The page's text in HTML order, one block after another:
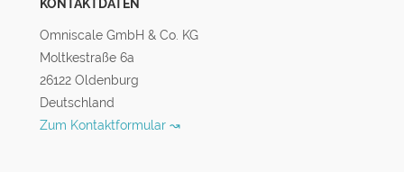
Omniscale GmbH & Co. KG
Moltkestraße 6a
26122 Oldenburg
Deutschland
Zum Kontaktformular ↝